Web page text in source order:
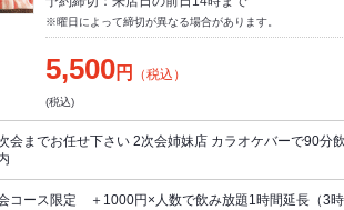
※曜日によって締切が異なる場合があります。
5,500円 （税込）
(税込)
会までお任せ下さい 2次会姉妹店 カラオケバーで90
コース限定 ＋1000円×人数で飲み放題1時間延長（3時